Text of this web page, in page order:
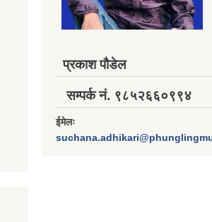
प्रकाश पौडेल
सम्पर्क नं. ९८५२६६०९९४
ईमेलः